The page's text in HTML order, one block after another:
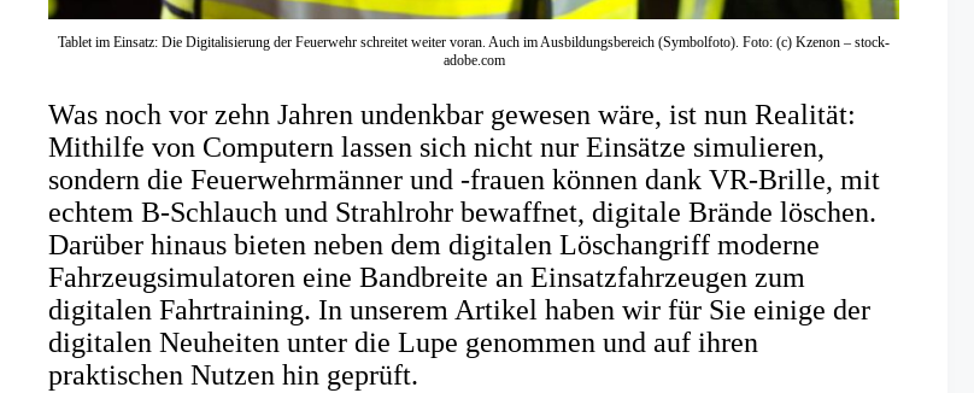
Tablet im Einsatz: Die Digitalisierung der Feuerwehr schreitet weiter voran. Auch im Ausbildungsbereich (Symbolfoto). Foto: (c) Kzenon – stock-
adobe.com
Was noch vor zehn Jahren undenkbar gewesen wäre, ist nun Realität:
Mithilfe von Computern lassen sich nicht nur Einsätze simulieren,
sondern die Feuerwehrmänner und -frauen können dank VR-Brille, mit
echtem B-Schlauch und Strahlrohr bewaffnet, digitale Brände löschen.
Darüber hinaus bieten neben dem digitalen Löschangriff moderne
Fahrzeugsimulatoren eine Bandbreite an Einsatzfahrzeugen zum
digitalen Fahrtraining. In unserem Artikel haben wir für Sie einige der
digitalen Neuheiten unter die Lupe genommen und auf ihren
praktischen Nutzen hin geprüft.